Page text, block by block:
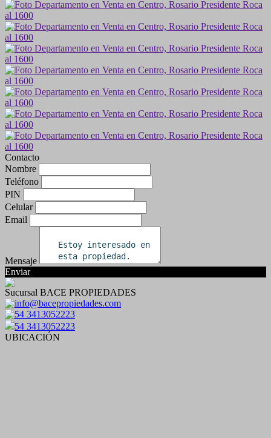
Contacto
Nombre
Teléfono
PIN
Celular
Email
Mensaje
Enviar
Sucursal BACE PROPIEDADES
info@bacepropiedades.com
54 3413052223
54 3413052223
UBICACIÓN